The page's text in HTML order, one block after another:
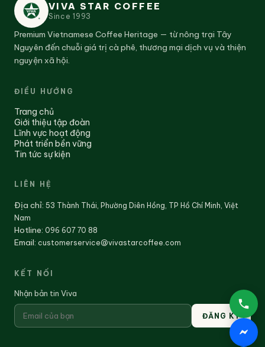
VIVA STAR COFFEE
Since1993
Premium Vietnamese Coffee Heritage — từ nông trại Tây
Nguyên đến chuỗi giá trị cà phê, thương mại dịch vụ và thiện
nguyện xã hội.
ĐIỀU HƯỚNG
Trang chủ
Giới thiệu tập đoàn
Lĩnh vực hoạt động
Phát triển bền vững
Tin tức sự kiện
LIÊN HỆ
Địa chỉ: 53 Thành Thái, Phường Diên Hồng, TP Hồ Chí Minh, Việt
Nam
Hotline: 096 607 70 88
Email: customerservice@vivastarcoffee.com
KẾT NỐI
Nhận bản tin Viva
ĐĂNG KÝ